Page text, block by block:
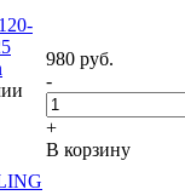
980 руб.
-
+
В корзину